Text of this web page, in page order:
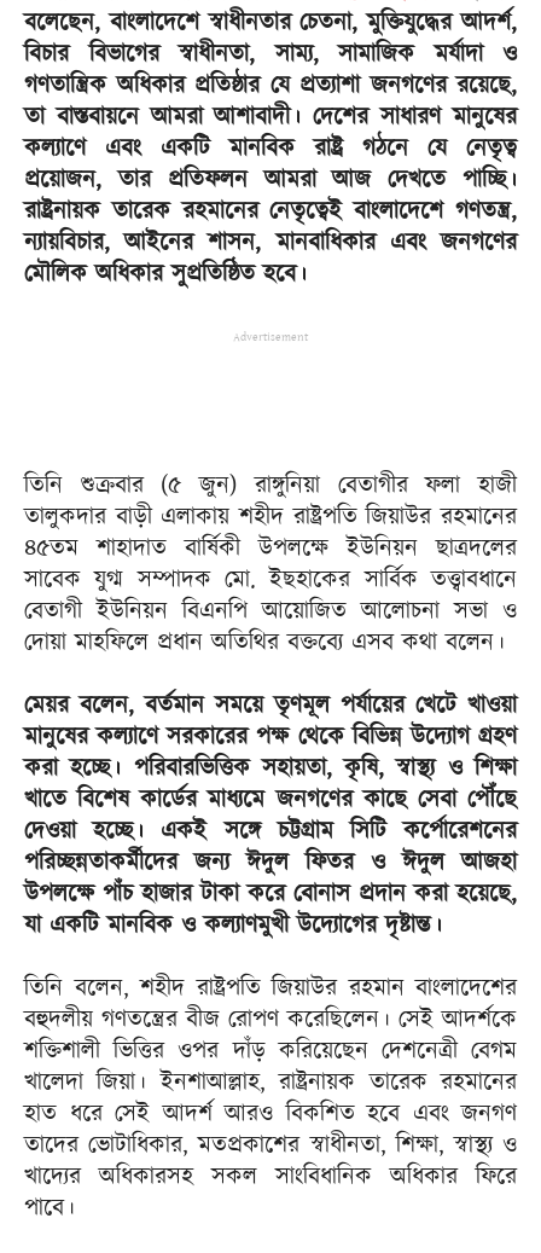
বলেছেন, বাংলাদেশে স্বাধীনতার চেতনা, মুক্তিযুদ্ধের আদর্শ,
বিচার বিভাগের স্বাধীনতা, সাম্য, সামাজিক মর্যাদা ও
গণতান্ত্রিক অধিকার প্রতিষ্ঠার যে প্রত্যাশা জনগণের রয়েছে,
তা বাস্তবায়নে আমরা আশাবাদী। দেশের সাধারণ মানুষের
কল্যাণে এবং একটি মানবিক রাষ্ট্র গঠনে যে নেতৃত্ব
প্রয়োজন, তার প্রতিফলন আমরা আজ দেখতে পাচ্ছি।
রাষ্ট্রনায়ক তারেক রহমানের নেতৃত্বেই বাংলাদেশে গণতন্ত্র,
ন্যায়বিচার, আইনের শাসন, মানবাধিকার এবং জনগণের
মৌলিক অধিকার সুপ্রতিষ্ঠিত হবে।
Advertisement
তিনি শুক্রবার (৫ জুন) রাঙ্গুনিয়া বেতাগীর ফলা হাজী
তালুকদার বাড়ী এলাকায় শহীদ রাষ্ট্রপতি জিয়াউর রহমানের
৪৫তম শাহাদাত বার্ষিকী উপলক্ষে ইউনিয়ন ছাত্রদলের
সাবেক যুগ্ম সম্পাদক মো. ইছহাকের সার্বিক তত্ত্বাবধানে
বেতাগী ইউনিয়ন বিএনপি আয়োজিত আলোচনা সভা ও
দোয়া মাহফিলে প্রধান অতিথির বক্তব্যে এসব কথা বলেন।
মেয়র বলেন, বর্তমান সময়ে তৃণমূল পর্যায়ের খেটে খাওয়া
মানুষের কল্যাণে সরকারের পক্ষ থেকে বিভিন্ন উদ্যোগ গ্রহণ
করা হচ্ছে। পরিবারভিত্তিক সহায়তা, কৃষি, স্বাস্থ্য ও শিক্ষা
খাতে বিশেষ কার্ডের মাধ্যমে জনগণের কাছে সেবা পৌঁছে
দেওয়া হচ্ছে। একই সঙ্গে চট্টগ্রাম সিটি কর্পোরেশনের
পরিচ্ছন্নতাকর্মীদের জন্য ঈদুল ফিতর ও ঈদুল আজহা
উপলক্ষে পাঁচ হাজার টাকা করে বোনাস প্রদান করা হয়েছে,
যা একটি মানবিক ও কল্যাণমুখী উদ্যোগের দৃষ্টান্ত।
তিনি বলেন, শহীদ রাষ্ট্রপতি জিয়াউর রহমান বাংলাদেশের
বহুদলীয় গণতন্ত্রের বীজ রোপণ করেছিলেন। সেই আদর্শকে
শক্তিশালী ভিত্তির ওপর দাঁড় করিয়েছেন দেশনেত্রী বেগম
খালেদা জিয়া। ইনশাআল্লাহ, রাষ্ট্রনায়ক তারেক রহমানের
হাত ধরে সেই আদর্শ আরও বিকশিত হবে এবং জনগণ
তাদের ভোটাধিকার, মতপ্রকাশের স্বাধীনতা, শিক্ষা, স্বাস্থ্য ও
খাদ্যের অধিকারসহ সকল সাংবিধানিক অধিকার ফিরে
পাবে।